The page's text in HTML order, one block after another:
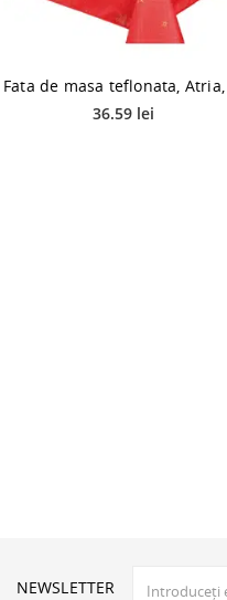
36.59 lei
NEWSLETTER